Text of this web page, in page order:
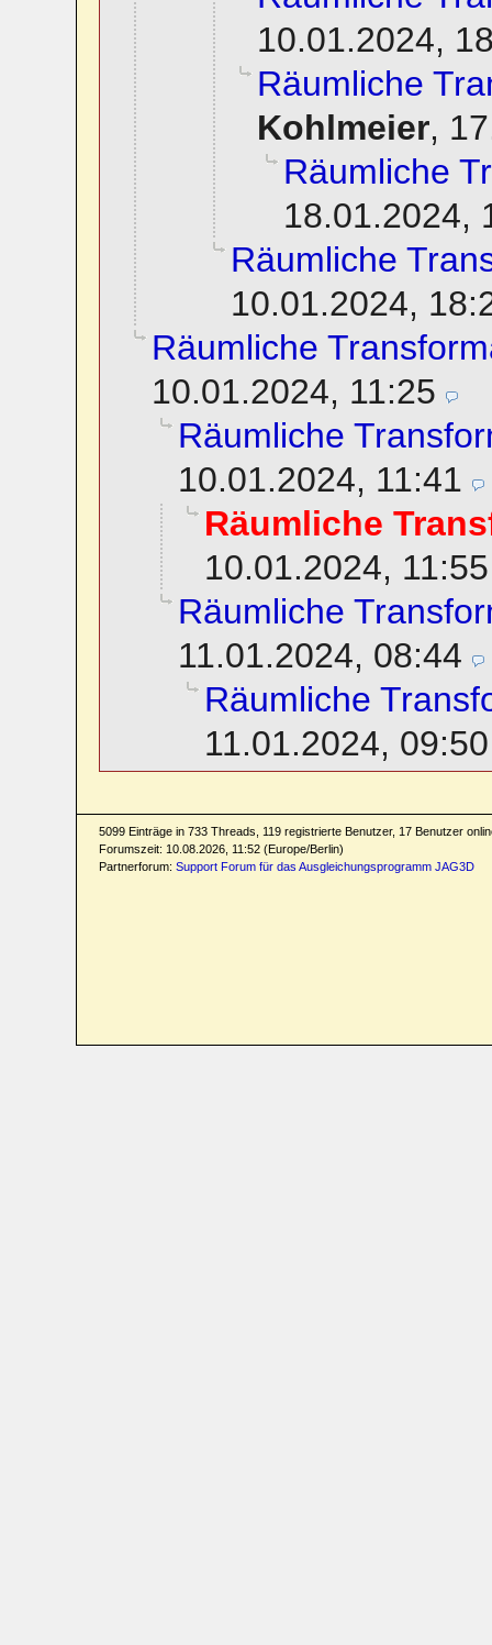
10.01.2024,
Räumliche
Kohlmeier,
Räumliche
18.01.2024,
Räumliche
10.01.2024,
Räumliche
10.01.2024, 11:25
Räumliche
10.01.2024, 11:41
Räumliche
10.01.2024, 11:55
Räumliche
11.01.2024, 08:44
Räumliche
11.01.2024, 09:50
5099 Einträge in 733 Threads, 119 registrierte Benutzer, 17 Benutzer
Forumszeit: 10.08.2026, 11:52 (Europe/Berlin)
Partnerforum: Support Forum für das Ausgleichungsprogramm JAG3D